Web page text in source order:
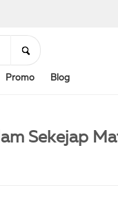
Promo Blog
Sekejap